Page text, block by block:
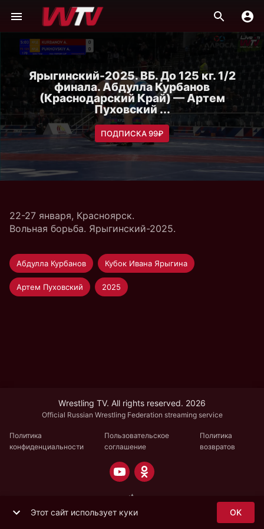
Ярыгинский-2025. ВБ. До 125 кг. 1/2
финала. Абдулла Курбанов
(Краснодарский Край) — Артем
Пуховский ...
ПОДПИСКА 99₽
22-27 января, Красноярск.
Вольная борьба. Ярыгинский-2025.
Абдулла Курбанов Кубок Ивана Ярыгина
Артем Пуховский 2025
Wrestling TV. All rights reserved. 2026
Official Russian Wrestling Federation streaming service
Политика
конфиденциальности
Пользовательское
соглашение
Политика
возвратов
Этот сайт использует куки OK